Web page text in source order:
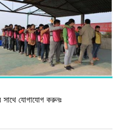
সাথে যোগাযোগ করুনঃ